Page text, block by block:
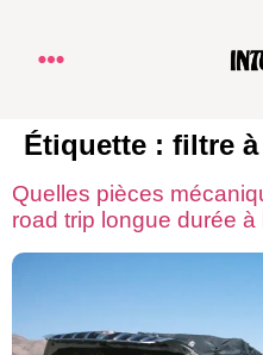
Étiquette : filtre
Quelles pièces
road trip longue durée à